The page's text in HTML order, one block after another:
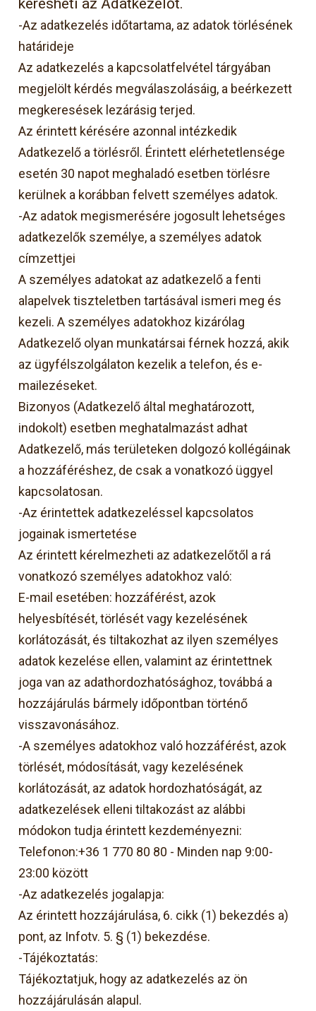
-Az adatkezelés időtartama, az adatok törlésének
határideje
Az adatkezelés a kapcsolatfelvétel tárgyában
megjelölt kérdés megválaszolásáig, a beérkezett
megkeresések lezárásig terjed.
Az érintett kérésére azonnal intézkedik
Adatkezelő a törlésről. Érintett elérhetetlensége
esetén 30 napot meghaladó esetben törlésre
kerülnek a korábban felvett személyes adatok.
-Az adatok megismerésére jogosult lehetséges
adatkezelők személye, a személyes adatok
címzettjei
A személyes adatokat az adatkezelő a fenti
alapelvek tiszteletben tartásával ismeri meg és
kezeli. A személyes adatokhoz kizárólag
Adatkezelő olyan munkatársai férnek hozzá, akik
az ügyfélszolgálaton kezelik a telefon, és e-
mailezéseket.
Bizonyos (Adatkezelő által meghatározott,
indokolt) esetben meghatalmazást adhat
Adatkezelő, más területeken dolgozó kollégáinak
a hozzáféréshez, de csak a vonatkozó üggyel
kapcsolatosan.
-Az érintettek adatkezeléssel kapcsolatos
jogainak ismertetése
Az érintett kérelmezheti az adatkezelőtől a rá
vonatkozó személyes adatokhoz való:
E-mail esetében: hozzáférést, azok
helyesbítését, törlését vagy kezelésének
korlátozását, és tiltakozhat az ilyen személyes
adatok kezelése ellen, valamint az érintettnek
joga van az adathordozhatósághoz, továbbá a
hozzájárulás bármely időpontban történő
visszavonásához.
-A személyes adatokhoz való hozzáférést, azok
törlését, módosítását, vagy kezelésének
korlátozását, az adatok hordozhatóságát, az
adatkezelések elleni tiltakozást az alábbi
módokon tudja érintett kezdeményezni:
Telefonon:+36 1 770 80 80 - Minden nap 9:00-
23:00 között
-Az adatkezelés jogalapja:
Az érintett hozzájárulása, 6. cikk (1) bekezdés a)
pont, az Infotv. 5. § (1) bekezdése.
-Tájékoztatás:
Tájékoztatjuk, hogy az adatkezelés az ön
hozzájárulásán alapul.